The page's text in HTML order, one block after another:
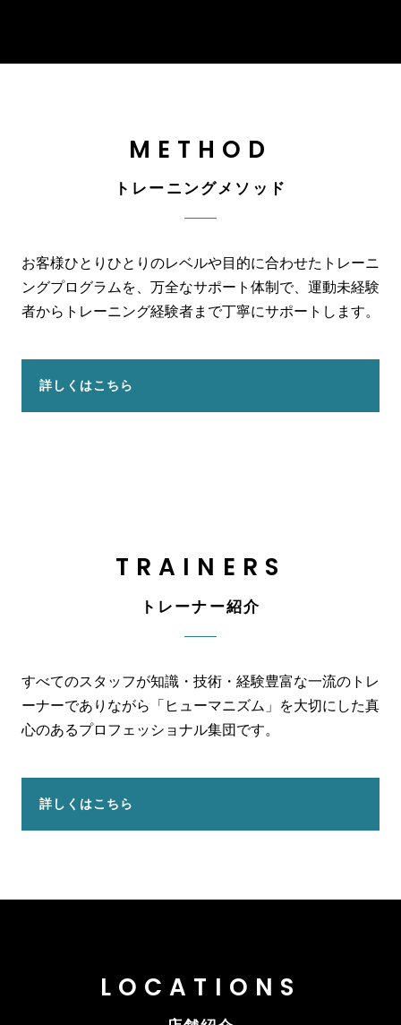
METHOD
トレーニングメソッド
お客様ひとりひとりのレベルや目的に合わせたトレーニ
ングプログラムを、万全なサポート体制で、運動未経験
者からトレーニング経験者まで丁寧にサポートします。
詳しくはこちら
TRAINERS
トレーナー紹介
すべてのスタッフが知識・技術・経験豊富な一流のトレ
ーナーでありながら「ヒューマニズム」を大切にした真
心のあるプロフェッショナル集団です。
詳しくはこちら
LOCATIONS